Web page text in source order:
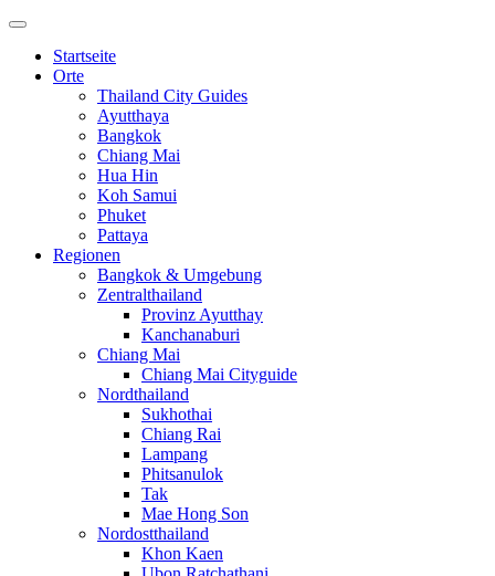
Startseite
Orte
Thailand City Guides
Ayutthaya
Bangkok
Chiang Mai
Hua Hin
Koh Samui
Phuket
Pattaya
Regionen
Bangkok & Umgebung
Zentralthailand
Provinz Ayutthay
Kanchanaburi
Chiang Mai
Chiang Mai Cityguide
Nordthailand
Sukhothai
Chiang Rai
Lampang
Phitsanulok
Tak
Mae Hong Son
Nordostthailand
Khon Kaen